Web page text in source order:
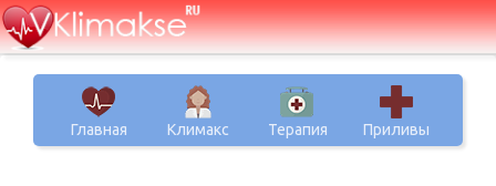
Главная Климакс Терапия Приливы